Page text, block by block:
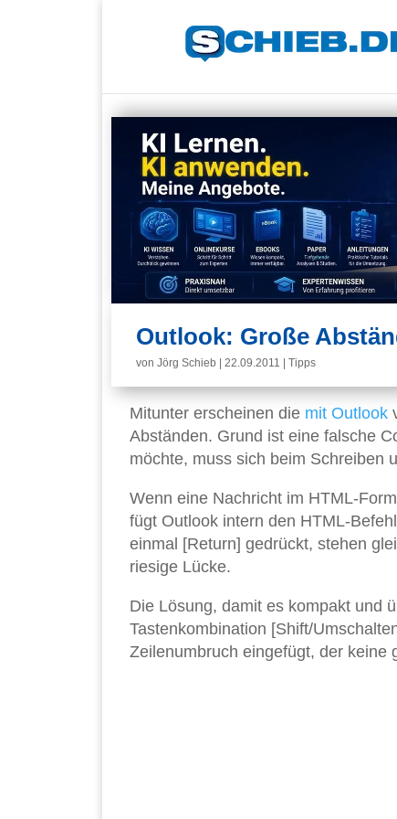
Outlook: Große
von Jörg Schieb 22.09.2011 Tipps
Mitunter erscheinen die mit Outlook
Abständen. Grund ist eine falsche
möchte, muss sich beim Schreiben
Wenn eine Nachricht im HTML-
fügt Outlook intern den HTML-
einmal [Return] gedrückt, stehen
riesige Lücke.
Die Lösung, damit es kompakt und
Tastenkombination [Shift/
Zeilenumbruch eingefügt, der keine